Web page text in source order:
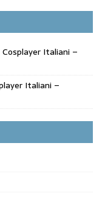
Italiani –
Italiani –